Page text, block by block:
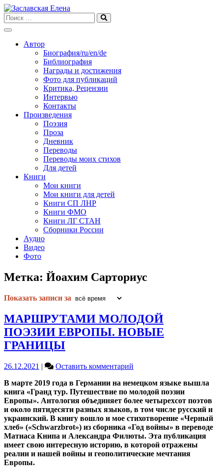
Skip
to
content
Автор
Биография/ru/en/de
Библиография
Награды и достижения
Фото для публикаций
Критика, Рецензии
Интервью
Контакты
Произведения
Поэзия
Проза
Дневник
Переводы
Переводы моих стихов
Для детей
Книги
Мои книги
Мои книги для детей
Книги СП ЛНР
Книги ФМО
Книги ЛГ СТАН
Сборники России
Аудио
Видео
Фото
Метка: Йоахим Сарториус
Показать записи за
МАРШРУТАМИ МОЛОДОЙ
ПОЭЗИИ ЕВРОПЫ. НОВЫЕ
ГРАНИЦЫ
26.12.2021 | Оставить комментарий
МОЛОДОЙ
ПОЭЗИИ
ЕВРОПЫ.
НОВЫЕ
ГРАНИЦЫ
В марте 2019 года в Германии на немецком языке вышла
книга «Гранд тур. Путешествие по молодой поэзии
Европы». Антология объединяет более четырехсот поэтов
и около пятидесяти разных языков, в том числе русский и
украинский. В книгу вошло и мое стихотворение «Черный
хлеб» («Schwarzbrot») из сборника «Год войны» в переводе
Матиаса Книпа и Александра Филюты. Эта публикация
имеет свою интересную историю, в которой отражены
реалии и нашей войны и геополитические мечтания
Европы.